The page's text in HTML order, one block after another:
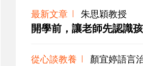
最新文章 朱思穎教授
開學前，讓老師先認識
從心談教養 顏宜婷語言